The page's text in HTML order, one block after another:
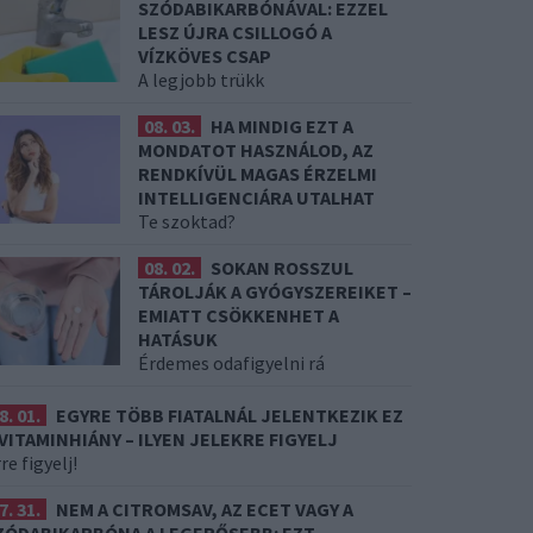
SZÓDABIKARBÓNÁVAL: EZZEL
LESZ ÚJRA CSILLOGÓ A
VÍZKÖVES CSAP
A legjobb trükk
08. 03.
HA MINDIG EZT A
MONDATOT HASZNÁLOD, AZ
RENDKÍVÜL MAGAS ÉRZELMI
INTELLIGENCIÁRA UTALHAT
Te szoktad?
08. 02.
SOKAN ROSSZUL
TÁROLJÁK A GYÓGYSZEREIKET –
EMIATT CSÖKKENHET A
HATÁSUK
Érdemes odafigyelni rá
01.
EGYRE TÖBB FIATALNÁL JELENTKEZIK EZ
– ILYEN JELEKRE FIGYELJ
figyelj!
31.
NEM A CITROMSAV, AZ ECET VAGY A